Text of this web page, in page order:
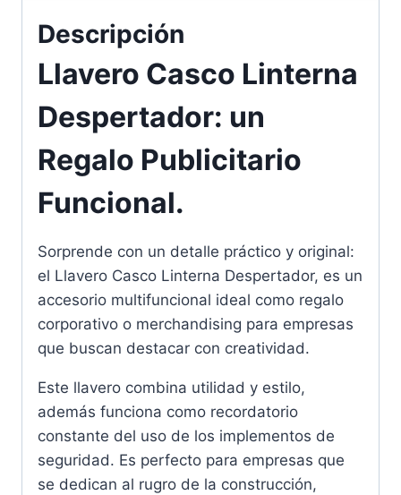
Descripción
Llavero Casco Linterna
Despertador: un
Regalo Publicitario
Funcional.
Sorprende con un detalle práctico y original:
el Llavero Casco Linterna Despertador, es un
accesorio multifuncional ideal como regalo
corporativo o merchandising para empresas
que buscan destacar con creatividad.
Este llavero combina utilidad y estilo,
además funciona como recordatorio
constante del uso de los implementos de
seguridad. Es perfecto para empresas que
se dedican al rugro de la construcción,